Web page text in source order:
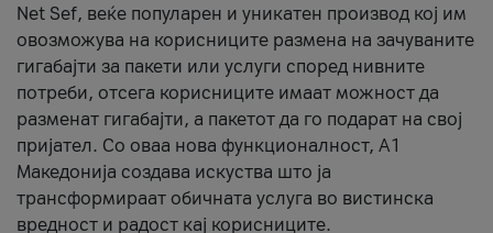
Net Sef, веќе популарен и уникатен производ кој им
овозможува на корисниците размена на зачуваните
гигабајти за пакети или услуги според нивните
потреби, отсега корисниците имаат можност да
разменат гигабајти, а пакетот да го подарат на свој
пријател. Со оваа нова функционалност, А1
Македонија создава искуства што ја
трансформираат обичната услуга во вистинска
вредност и радост кај корисниците.